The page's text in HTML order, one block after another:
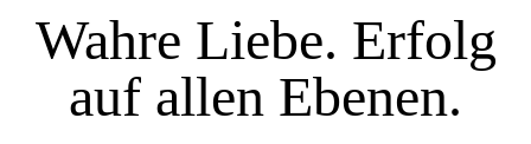
Wahre Liebe. Erfolg
auf allen Ebenen.